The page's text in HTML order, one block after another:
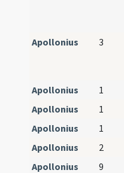
Apollonius
3
Apollonius
1
Apollonius
1
Apollonius
1
Apollonius
2
Apollonius
9